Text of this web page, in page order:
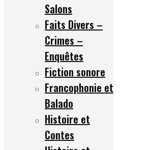
Salons
Faits Divers –
Crimes –
Enquêtes
Fiction sonore
Francophonie et
Balado
Histoire et
Contes